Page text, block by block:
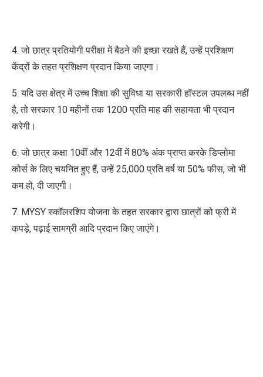
4. जो छात्र प्रतियोगी परीक्षा में बैठने की इच्छा रखते हैं, उन्हें प्रशिक्षण
केंद्रों के तहत प्रशिक्षण प्रदान किया जाएगा।
5. यदि उस क्षेत्र में उच्च शिक्षा की सुविधा या सरकारी हॉस्टल उपलब्ध नहीं
है, तो सरकार 10 महीनों तक 1200 प्रति माह की सहायता भी प्रदान
करेगी।
6. जो छात्र कक्षा 10वीं और 12वीं में 80% अंक प्राप्त करके डिप्लोमा
कोर्स के लिए चयनित हुए हैं, उन्हें 25,000 प्रति वर्ष या 50% फीस, जो भी
कम हो, दी जाएगी।
7. MYSY स्कॉलरशिप योजना के तहत सरकार द्वारा छात्रों को फ्री में
कपड़े, पढ़ाई सामग्री आदि प्रदान किए जाएंगे।